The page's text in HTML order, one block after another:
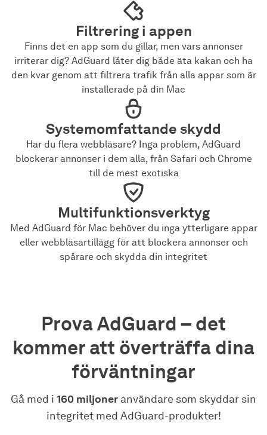
Filtrering i appen
Finns det en app som du gillar, men vars annonser
irriterar dig? AdGuard låter dig både äta kakan och ha
den kvar genom att filtrera trafik från alla appar som är
installerade på din Mac
Systemomfattande skydd
Har du flera webbläsare? Inga problem, AdGuard
blockerar annonser i dem alla, från Safari och Chrome
till de mest exotiska
Multifunktionsverktyg
Med AdGuard för Mac behöver du inga ytterligare appar
eller webbläsartillägg för att blockera annonser och
spårare och skydda din integritet
Prova AdGuard – det
kommer att överträffa dina
förväntningar
Gå med i 160 miljoner användare som skyddar sin
integritet med AdGuard-produkter!